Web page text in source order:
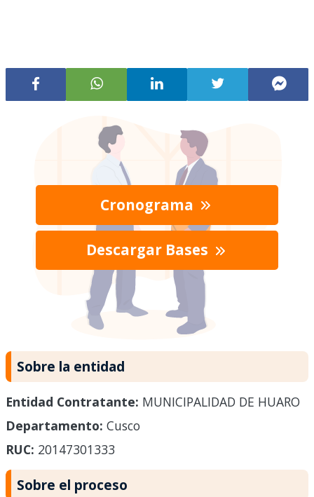
Cronograma
Descargar Bases
Sobre la entidad
Entidad Contratante: MUNICIPALIDAD DE HUARO
Departamento: Cusco
RUC: 20147301333
Sobre el proceso